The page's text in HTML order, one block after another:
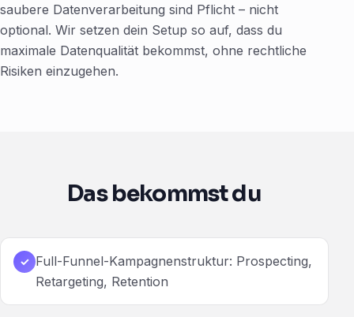
saubere Datenverarbeitung sind Pflicht – nicht
optional. Wir setzen dein Setup so auf, dass du
maximale Datenqualität bekommst, ohne rechtliche
Risiken einzugehen.
Das bekommst du
✓ Full-Funnel-Kampagnenstruktur: Prospecting,
Retargeting, Retention